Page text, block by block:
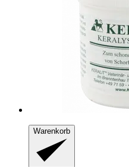
Warenkorb